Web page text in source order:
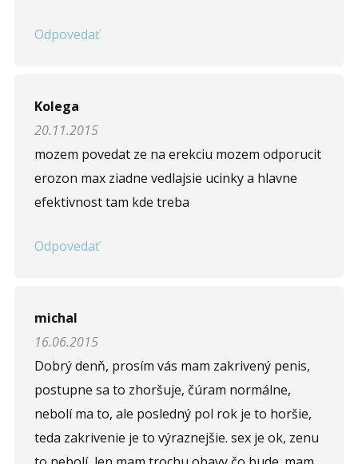
Odpovedať
Kolega
20.11.2015
mozem povedat ze na erekciu mozem odporucit
erozon max ziadne vedlajsie ucinky a hlavne
efektivnost tam kde treba
Odpovedať
michal
16.06.2015
Dobrý denň, prosím vás mam zakrivený penis,
postupne sa to zhoršuje, čúram normálne,
nebolí ma to, ale posledný pol rok je to horšie,
teda zakrivenie je to výraznejšie. sex je ok, zenu